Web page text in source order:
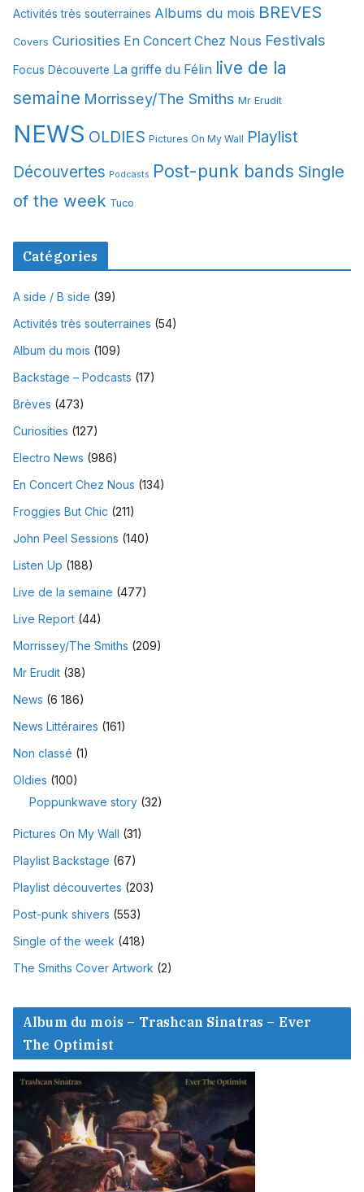
v
e
Activités très souterraines Albums du mois BREVES
Covers Curiosities En Concert Chez Nous Festivals
Focus Découverte La griffe du Félin live de la
semaine Morrissey/The Smiths Mr Erudit
NEWS OLDIES Pictures On My Wall Playlist
Découvertes Podcasts Post-punk bands Single
of the week Tuco
Catégories
A side / B side (39)
Activités très souterraines (54)
Album du mois (109)
Backstage – Podcasts (17)
Brèves (473)
Curiosities (127)
Electro News (986)
En Concert Chez Nous (134)
Froggies But Chic (211)
John Peel Sessions (140)
Listen Up (188)
Live de la semaine (477)
Live Report (44)
Morrissey/The Smiths (209)
Mr Erudit (38)
News (6 186)
News Littéraires (161)
Non classé (1)
Oldies (100)
Poppunkwave story (32)
Pictures On My Wall (31)
Playlist Backstage (67)
Playlist découvertes (203)
Post-punk shivers (553)
Single of the week (418)
The Smiths Cover Artwork (2)
Album du mois – Trashcan Sinatras – Ever
The Optimist